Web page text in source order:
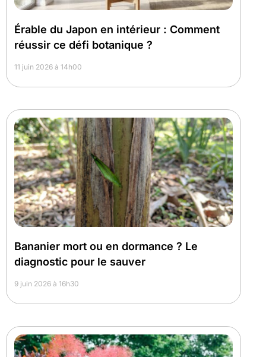
Érable du Japon en intérieur : Comment
réussir ce défi botanique ?
11 juin 2026 à 14h00
Bananier mort ou en dormance ? Le
diagnostic pour le sauver
9 juin 2026 à 16h30